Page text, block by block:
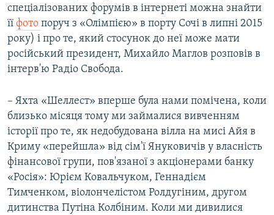
спеціалізованих форумів в інтернеті можна знайти
її фото поруч з «Олімпією» в порту Сочі в липні 2015
року) і про те, який стосунок до неї може мати
російський президент, Михайло Маглов розповів в
інтерв'ю Радіо Свобода.
– Яхта «Шеллест» вперше була нами помічена, коли
близько місяця тому ми займалися вивченням
історії про те, як недобудована вілла на мисі Айя в
Криму «перейшла» від сім'ї Януковичів у власність
фінансової групи, пов'язаної з акціонерами банку
«Росія»: Юрієм Ковальчуком, Геннадієм
Тимченком, віолончелістом Ролдугіним, другом
дитинства Путіна Колбіним. Коли ми дивилися